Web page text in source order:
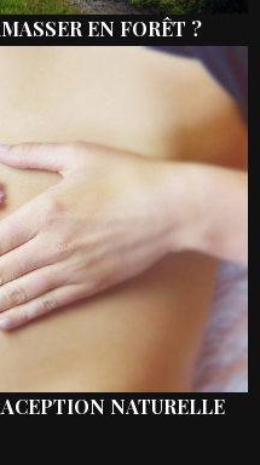
EN FORÊT ?
NATURELLE